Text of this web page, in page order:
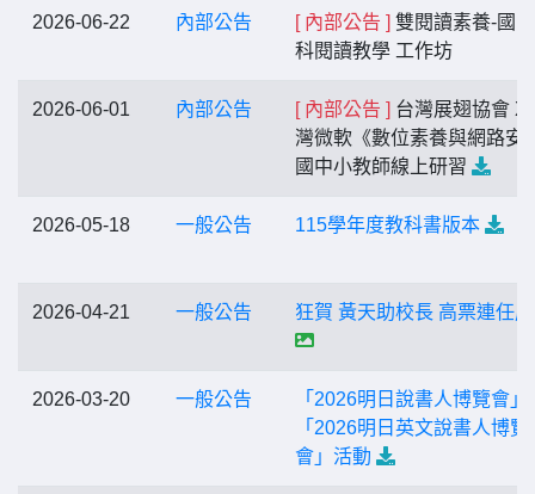
2026-06-22 內部公告 [ 內部公告 ] 雙閱讀素養-國
科閱讀教學 工作坊
2026-06-01 內部公告 [ 內部公告 ] 台灣展翅協會 X
灣微軟《數位素養與網路安
國中小教師線上研習
2026-05-18 一般公告 115學年度教科書版本
2026-04-21 一般公告 狂賀 黃天助校長 高票連任
2026-03-20 一般公告
「2026明日說書人博覽會」
「2026明日英文說書人博覽
會」活動